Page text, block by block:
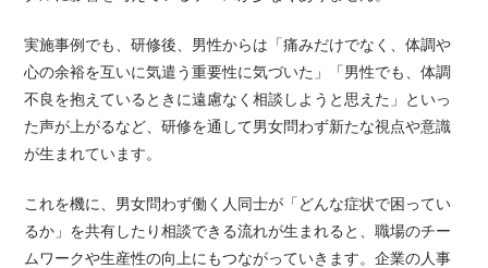
実施事例でも、研修後、男性からは「痛みだけでなく、体調や
心の余裕を互いに気遣う重要性に気づいた」「男性でも、体調
不良を抱えているときに遠慮なく相談しようと思えた」といっ
た声が上がるなど、研修を通して男女問わず新たな視点や意識
が生まれています。
これを機に、男女問わず働く人同士が「どんな症状で困ってい
るか」を共有したり相談できる流れが生まれると、職場のチー
ムワークや生産性の向上にもつながっていきます。企業の人事